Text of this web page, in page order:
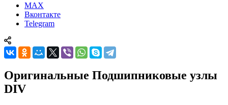
MAX
Вконтакте
Telegram
Оригинальные Подшипниковые узлы
DIV